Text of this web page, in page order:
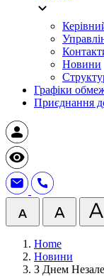
Новини
Графіки
Приєднання
Home
Новини
З Днем